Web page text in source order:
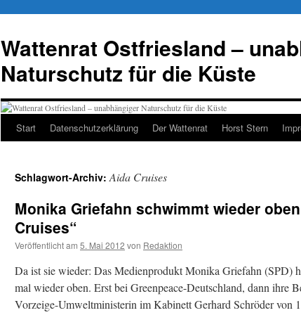
springen
Wattenrat Ostfriesland –
Naturschutz für die Küste
Start Datenschutzerklärung Der Wattenrat Horst Stern
Schlagwort-Archiv:Aida Cruises
Monika Griefahn schwimmt wieder
Cruises“
Veröffentlicht am 5. Mai 2012 von Redaktion
Da ist sie wieder: Das Medienprodukt Monika Griefahn (SPD)
mal wieder oben. Erst bei Greenpeace-Deutschland, dann ihre
Vorzeige-Umweltministerin im Kabinett Gerhard Schröder von